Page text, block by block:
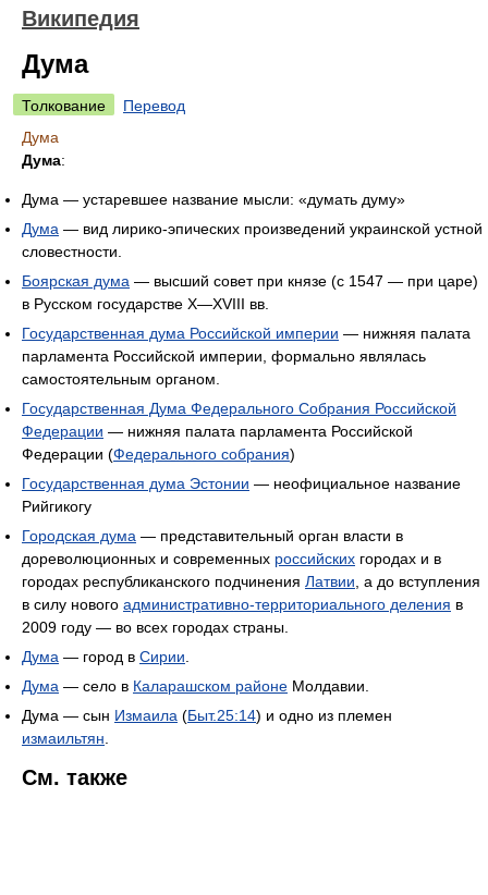
Википедия
Дума
Толкование
Перевод
Дума
Дума:
Дума — устаревшее название мысли: «думать думу»
Дума — вид лирико-эпических произведений украинской устной
словестности.
Боярская дума — высший совет при князе (с 1547 — при царе)
в Русском государстве X—XVIII вв.
Государственная дума Российской империи — нижняя палата
парламента Российской империи, формально являлась
самостоятельным органом.
Государственная Дума Федерального Собрания Российской
Федерации — нижняя палата парламента Российской
Федерации (Федерального собрания)
Государственная дума Эстонии — неофициальное название
Рийгикогу
Городская дума — представительный орган власти в
дореволюционных и современных российских городах и в
городах республиканского подчинения Латвии , а до вступления
в силу нового административно-территориального деления в
2009 году — во всех городах страны.
Дума — город в Сирии
Дума — село в Каларашском районе Молдавии.
Дума — сын Измаила (Быт.25:14) и одно из племен
измаильтян
См. также